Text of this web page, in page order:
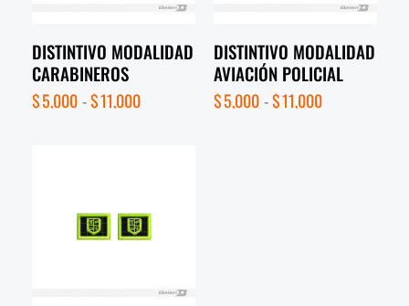
DISTINTIVO MODALIDAD
CARABINEROS
$5,000-$11,000
DISTINTIVO MODALIDAD
AVIACIÓN POLICIAL
$5,000-$11,000